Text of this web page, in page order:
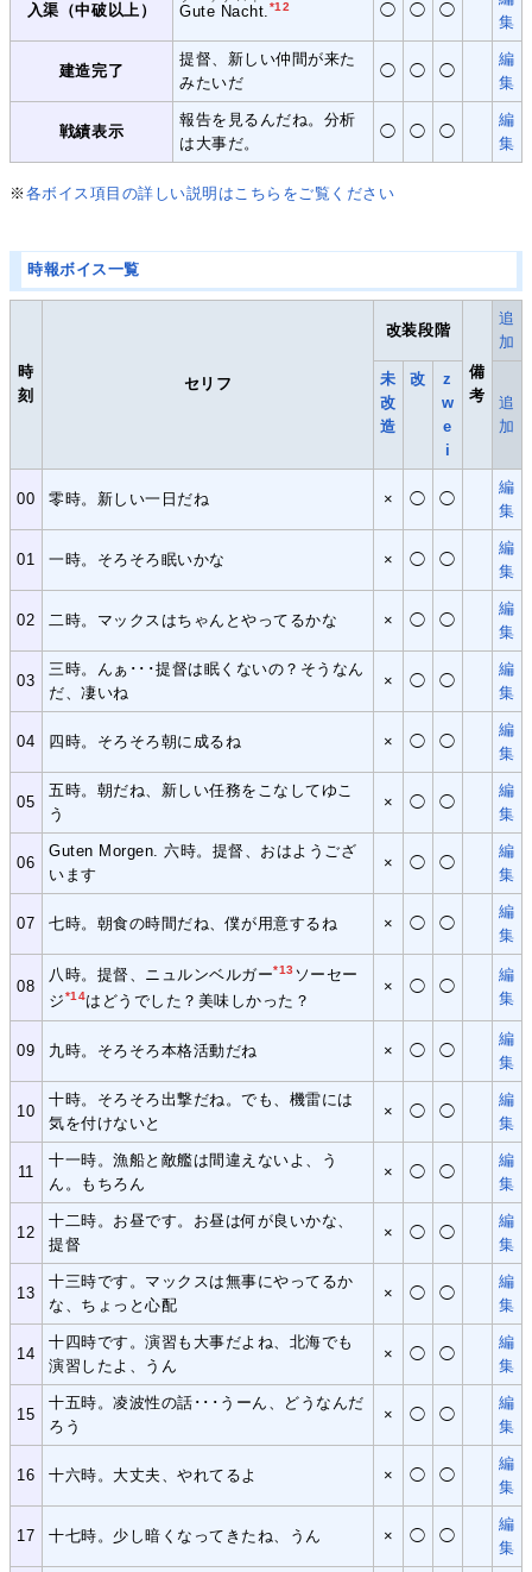
入渠（中破以上） Gute Nacht.*12 ◯ ◯ ◯
集
建造完了
提督、新しい仲間が来た
みたいだ
◯ ◯ ◯
編
集
戦績表示
報告を見るんだね。分析
は大事だ。
◯ ◯ ◯
編
集
※ 各ボイス項目の詳しい説明はこちらをご覧ください
時報ボイス一覧
時
刻
セリフ
改装段階
備
考
追
加
未
改
造
改
z
w
e
i
追
加
00 零時。新しい一日だね × ◯ ◯
編
集
01 一時。そろそろ眠いかな × ◯ ◯
編
集
02 二時。マックスはちゃんとやってるかな × ◯ ◯
編
集
03
三時。んぁ･･･提督は眠くないの？そうなん
だ、凄いね
× ◯ ◯
編
集
04 四時。そろそろ朝に成るね × ◯ ◯
編
集
05
五時。朝だね、新しい任務をこなしてゆこ
う
× ◯ ◯
編
集
06
Guten Morgen. 六時。提督、おはようござ
います
× ◯ ◯
編
集
07 七時。朝食の時間だね、僕が用意するね × ◯ ◯
編
集
08
八時。提督、ニュルンベルガー*13 ソーセー
ジ*14はどうでした？美味しかった？
× ◯ ◯
編
集
09 九時。そろそろ本格活動だね × ◯ ◯
編
集
10
十時。そろそろ出撃だね。でも、機雷には
気を付けないと
× ◯ ◯
編
集
11
十一時。漁船と敵艦は間違えないよ、う
ん。もちろん
× ◯ ◯
編
集
12
十二時。お昼です。お昼は何が良いかな、
提督
× ◯ ◯
編
集
13
十三時です。マックスは無事にやってるか
な、ちょっと心配
× ◯ ◯
編
集
14
十四時です。演習も大事だよね、北海でも
演習したよ、うん
× ◯ ◯
編
集
15
十五時。凌波性の話･･･うーん、どうなんだ
ろう
× ◯ ◯
編
集
16 十六時。大丈夫、やれてるよ × ◯ ◯
編
集
17 十七時。少し暗くなってきたね、うん × ◯ ◯
編
集